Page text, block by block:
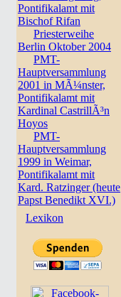
Pontifikalamt mit
Bischof Rifan
Priesterweihe
Berlin Oktober 2004
PMT-
Hauptversammlung
2001 in MÃ¼nster,
Pontifikalamt mit
Kardinal CastrillÃ³n
Hoyos
PMT-
Hauptversammlung
1999 in Weimar,
Pontifikalamt mit
Kard. Ratzinger (heute
Papst Benedikt XVI.)
Lexikon